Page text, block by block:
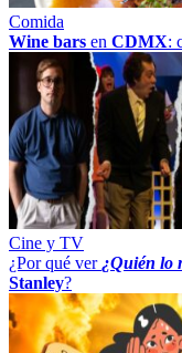
Comida
Wine bars en CDMX:
Cine y TV
¿Por qué ver ¿Quién lo
Stanley?